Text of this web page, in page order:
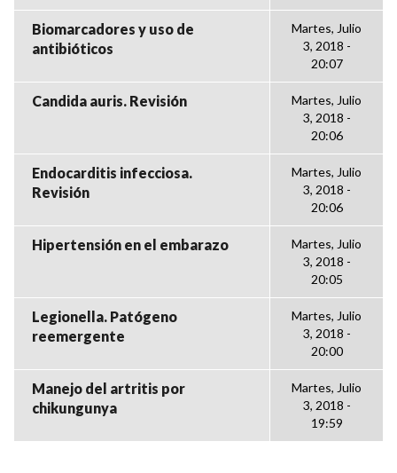
Biomarcadores y uso de
antibióticos
Martes, Julio
3, 2018 -
20:07
Candida auris. Revisión
Martes, Julio
3, 2018 -
20:06
Endocarditis infecciosa.
Revisión
Martes, Julio
3, 2018 -
20:06
Hipertensión en el embarazo
Martes, Julio
3, 2018 -
20:05
Legionella. Patógeno
reemergente
Martes, Julio
3, 2018 -
20:00
Manejo del artritis por
chikungunya
Martes, Julio
3, 2018 -
19:59